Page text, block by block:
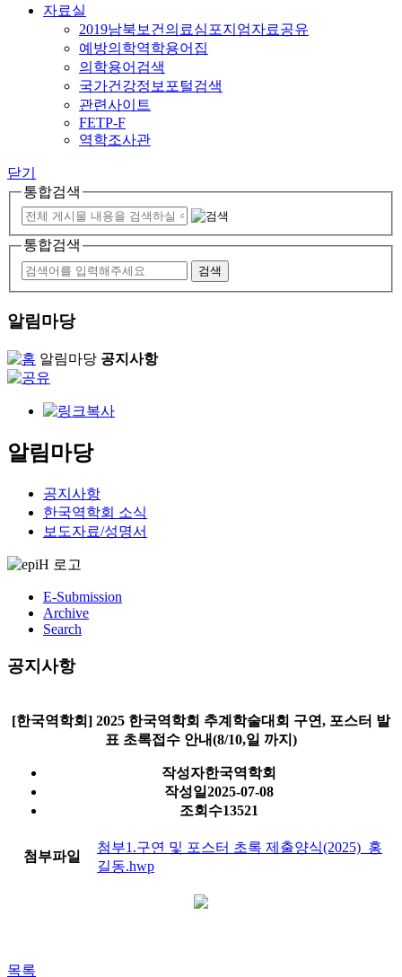
자료실
2019남북보건의료심포지엄자료공유
예방의학역학용어집
의학용어검색
국가건강정보포털검색
관련사이트
FETP-F
역학조사관
닫기
통합검색
통합검색
알림마당
알림마당 공지사항
알림마당
공지사항
한국역학회 소식
보도자료/성명서
E-Submission
Archive
Search
공지사항
[한국역학회] 2025 한국역학회 추계학술대회 구연, 포스터 발
표 초록접수 안내(8/10,일 까지)
작성자한국역학회
작성일2025-07-08
조회수13521
첨부파일
첨부1.구연 및 포스터 초록 제출양식(2025)_홍
길동.hwp
목록